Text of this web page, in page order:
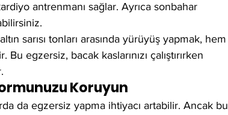
antrenmanı sağlar. Ayrıca sonbahar
sarısı tonları arasında yürüyüş yapmak, hem
egzersiz, bacak kaslarınızı çalıştırırken
Koruyun
da egzersiz yapma ihtiyacı artabilir. Ancak bu